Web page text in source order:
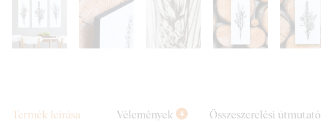
Termék leírása Vélemények 4 Összeszerelési útmutató